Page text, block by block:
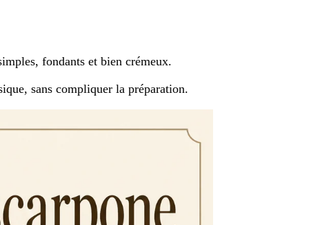
fondants et bien crémeux.
sans compliquer la préparation.